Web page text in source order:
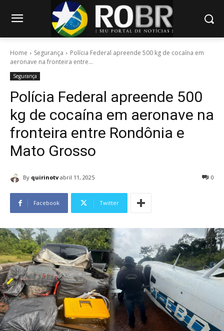
Home Segurança
Polícia Federal apreende 500 kg de cocaína em
aeronave na fronteira entre...
Segurança
Polícia Federal apreende 500
kg de cocaína em aeronave na
fronteira entre Rondônia e
Mato Grosso
By quirinotv abril 11, 2025 0
Facebook Twitter